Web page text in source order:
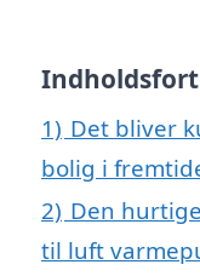
1) Det bliver
bolig i
2) Den
til luft